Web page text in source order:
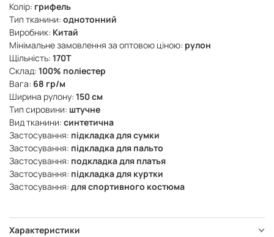
Колір: грифель
Тип тканини: однотонний
Виробник: Китай
Мінімальне замовлення за оптовою ціною: рулон
Щільність: 170Т
Склад: 100% поліестер
Вага: 68 гр/м
Ширина рулону: 150 см
Тип сировини: штучне
Вид тканини: синтетична
Застосування: підкладка для сумки
Застосування: підкладка для пальто
Застосування: подкладка для платья
Застосування: підкладка для куртки
Застосування: для спортивного костюма
Характеристики